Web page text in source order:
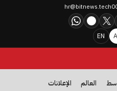
hr@bitnews.tech
X
Telegram
WhatsApp
EN
العالم الإعلانات